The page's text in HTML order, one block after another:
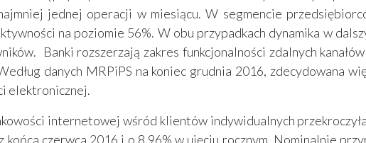
jednej operacji w miesiącu. W segmencie
na poziomie 56%. W obu przypadkach dynamika w
Banki rozszerzają zakres funkcjonalności zdalnych
danych MRPiPS na koniec grudnia 2016, zdecydowana
elektronicznej.
internetowej wśród klientów indywidualnych
końca czerwca 2016 i o 8,96% w ujęciu rocznym. Nominalnie